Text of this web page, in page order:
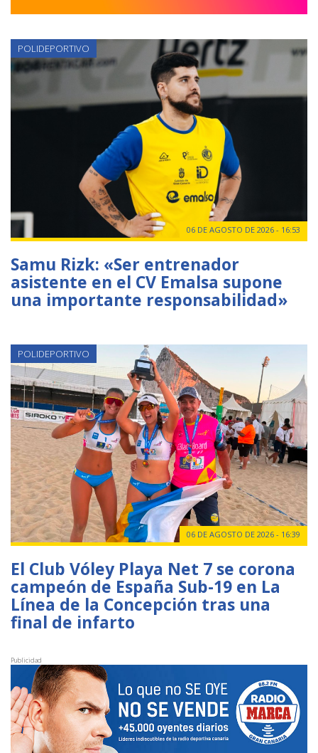
POLIDEPORTIVO
06 DE AGOSTO DE 2026 - 16:53
Samu Rizk: «Ser entrenador
asistente en el CV Emalsa supone
una importante responsabilidad»
POLIDEPORTIVO
06 DE AGOSTO DE 2026 - 16:39
El Club Vóley Playa Net 7 se corona
campeón de España Sub-19 en La
Línea de la Concepción tras una
final de infarto
Publicidad